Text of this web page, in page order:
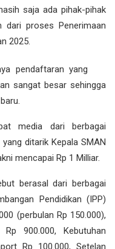
saja ada pihak-pihak
dari proses Penerimaan
2025.
pendaftaran yang
sangat besar sehingga
media dari berbagai
ditarik Kepala SMAN
mencapai Rp 1 Milliar.
berasal dari berbagai
Pendidikan (IPP)
(perbulan Rp 150.000),
900.000, Kebutuhan
Rp 100.000, Setelan